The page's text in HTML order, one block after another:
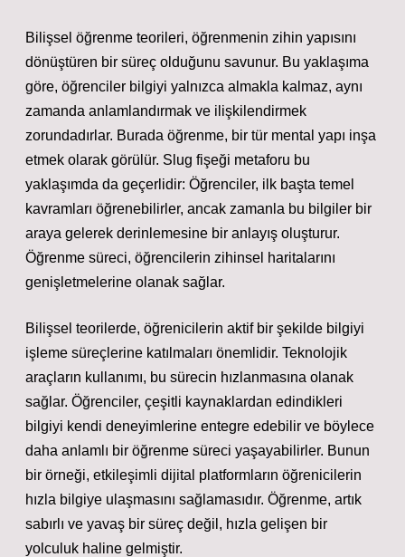
Bilişsel öğrenme teorileri, öğrenmenin zihin yapısını
dönüştüren bir süreç olduğunu savunur. Bu yaklaşıma
göre, öğrenciler bilgiyi yalnızca almakla kalmaz, aynı
zamanda anlamlandırmak ve ilişkilendirmek
zorundadırlar. Burada öğrenme, bir tür mental yapı inşa
etmek olarak görülür. Slug fişeği metaforu bu
yaklaşımda da geçerlidir: Öğrenciler, ilk başta temel
kavramları öğrenebilirler, ancak zamanla bu bilgiler bir
araya gelerek derinlemesine bir anlayış oluşturur.
Öğrenme süreci, öğrencilerin zihinsel haritalarını
genişletmelerine olanak sağlar.
Bilişsel teorilerde, öğrenicilerin aktif bir şekilde bilgiyi
işleme süreçlerine katılmaları önemlidir. Teknolojik
araçların kullanımı, bu sürecin hızlanmasına olanak
sağlar. Öğrenciler, çeşitli kaynaklardan edindikleri
bilgiyi kendi deneyimlerine entegre edebilir ve böylece
daha anlamlı bir öğrenme süreci yaşayabilirler. Bunun
bir örneği, etkileşimli dijital platformların öğrenicilerin
hızla bilgiye ulaşmasını sağlamasıdır. Öğrenme, artık
sabırlı ve yavaş bir süreç değil, hızla gelişen bir
yolculuk haline gelmiştir.